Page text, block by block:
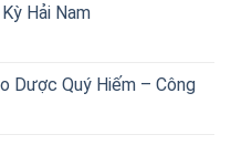
Hải Nam
Dược Quý Hiếm – Công